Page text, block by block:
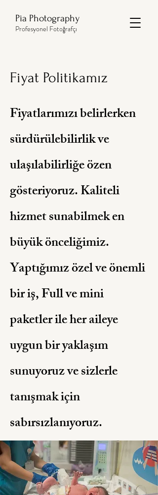
Pia Photography
Profesyonel Fotoğrafçı
Fiyat Politikamız
Fiyatlarımızı belirlerken
sürdürülebilirlik ve
ulaşılabilirliğe özen
gösteriyoruz. Kaliteli
hizmet sunabilmek en
büyük önceliğimiz.
Yaptığımız özel ve önemli
bir iş, Full ve mini
paketler ile her aileye
uygun bir yaklaşım
sunuyoruz ve sizlerle
tanışmak için
sabırsızlanıyoruz.